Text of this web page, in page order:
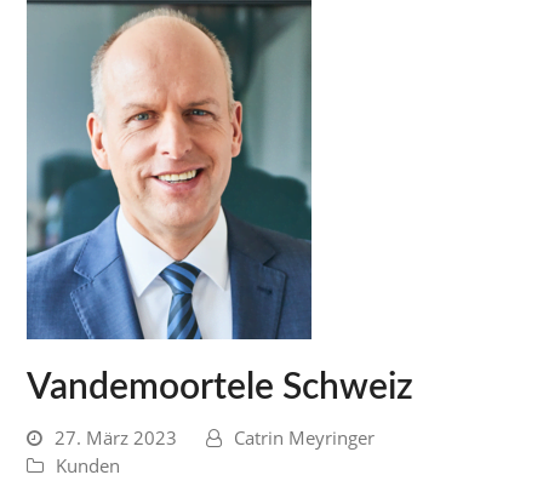
Vandemoortele Schweiz
27. März 2023
Catrin Meyringer
Kunden